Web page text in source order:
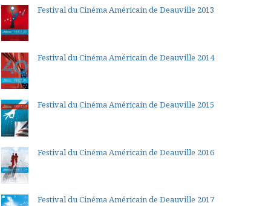
Festival du Cinéma Américain de Deauville 2013
Festival du Cinéma Américain de Deauville 2014
Festival du Cinéma Américain de Deauville 2015
Festival du Cinéma Américain de Deauville 2016
Festival du Cinéma Américain de Deauville 2017